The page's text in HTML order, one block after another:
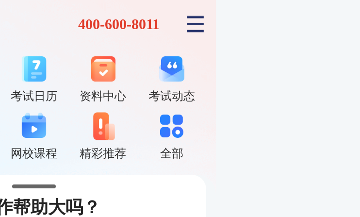
400-600-8011
考试日历 资料中心 考试动态
网校课程 精彩推荐 全部
帮助大吗？